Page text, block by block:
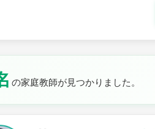
の家庭教師が見つかりました。